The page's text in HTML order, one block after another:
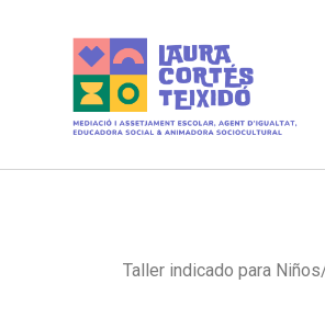
Taller indicado para